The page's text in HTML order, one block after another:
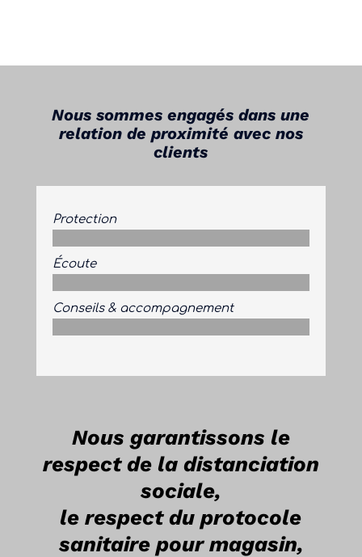
Nous sommes engagés dans une
relation de proximité avec nos
clients
Protection
Écoute
Conseils & accompagnement
Nous garantissons le
respect de la distanciation
sociale,
le respect du protocole
sanitaire pour magasin,